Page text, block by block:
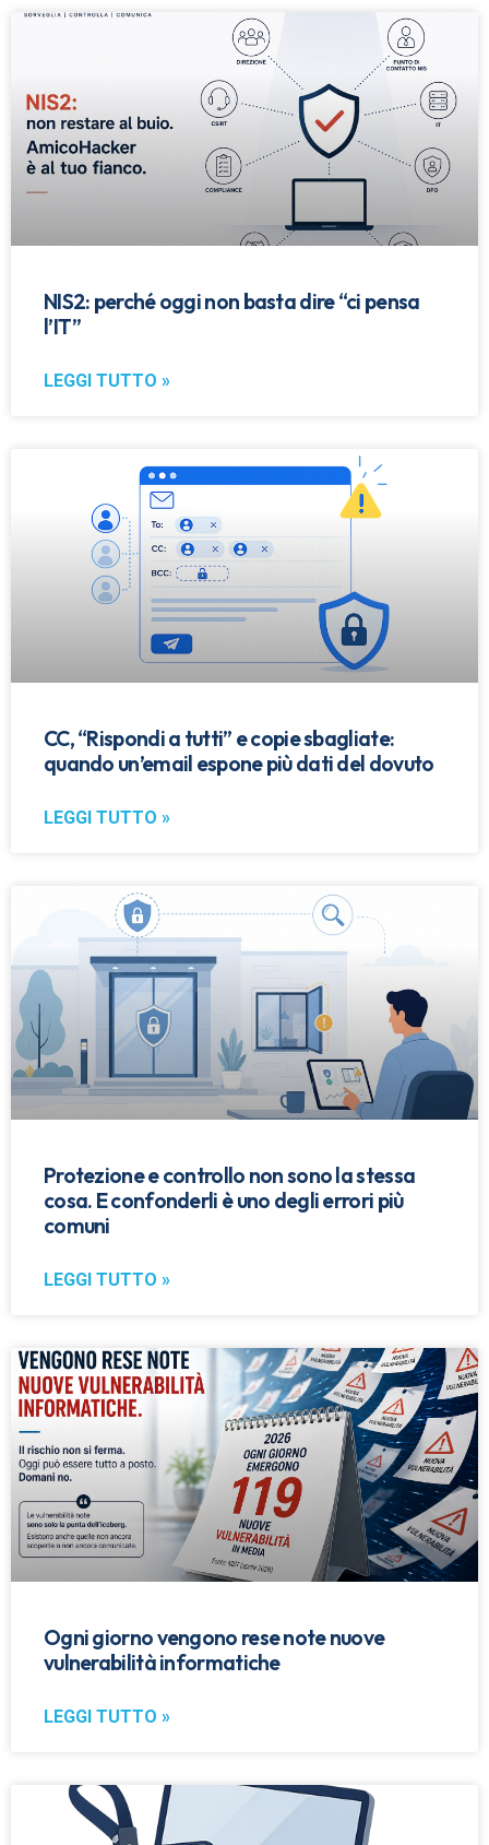
NIS2: perché oggi non basta dire “ci pensa
l’IT”
LEGGI TUTTO »
CC, “Rispondi a tutti” e copie sbagliate:
quando un’email espone più dati del dovuto
LEGGI TUTTO »
Protezione e controllo non sono la stessa
cosa. E confonderli è uno degli errori più
comuni
LEGGI TUTTO »
Ogni giorno vengono rese note nuove
vulnerabilità informatiche
LEGGI TUTTO »